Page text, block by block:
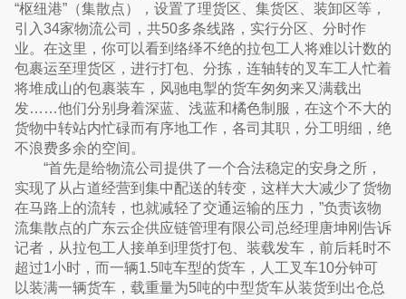
“枢纽港”（集散点），设置了理货区、集货区、装卸区等，
引入34家物流公司，共50多条线路，实行分区、分时作
业。在这里，你可以看到络绎不绝的拉包工人将难以计数的
包裹运至理货区，进行打包、分拣，连轴转的叉车工人忙着
将堆成山的包裹装车，风驰电掣的货车匆匆来又满载出
发……他们分别身着深蓝、浅蓝和橘色制服，在这个不大的
货物中转站内忙碌而有序地工作，各司其职，分工明细，绝
不浪费多余的空间。
“首先是给物流公司提供了一个合法稳定的安身之所，
实现了从占道经营到集中配送的转变，这样大大减少了货物
在马路上的流转，也就减轻了交通运输的压力，”负责该物
流集散点的广东云企供应链管理有限公司总经理唐坤刚告诉
记者，从拉包工人接单到理货打包、装载发车，前后耗时不
超过1小时，而一辆1.5吨车型的货车，人工叉车10分钟可
以装满一辆货车，载重量为5吨的中型货车从装货到出仓总